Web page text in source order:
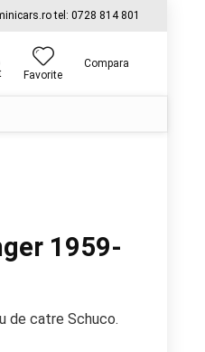
tel: 0728 814 801
Favorite
Compara
1959-
de catre Schuco.